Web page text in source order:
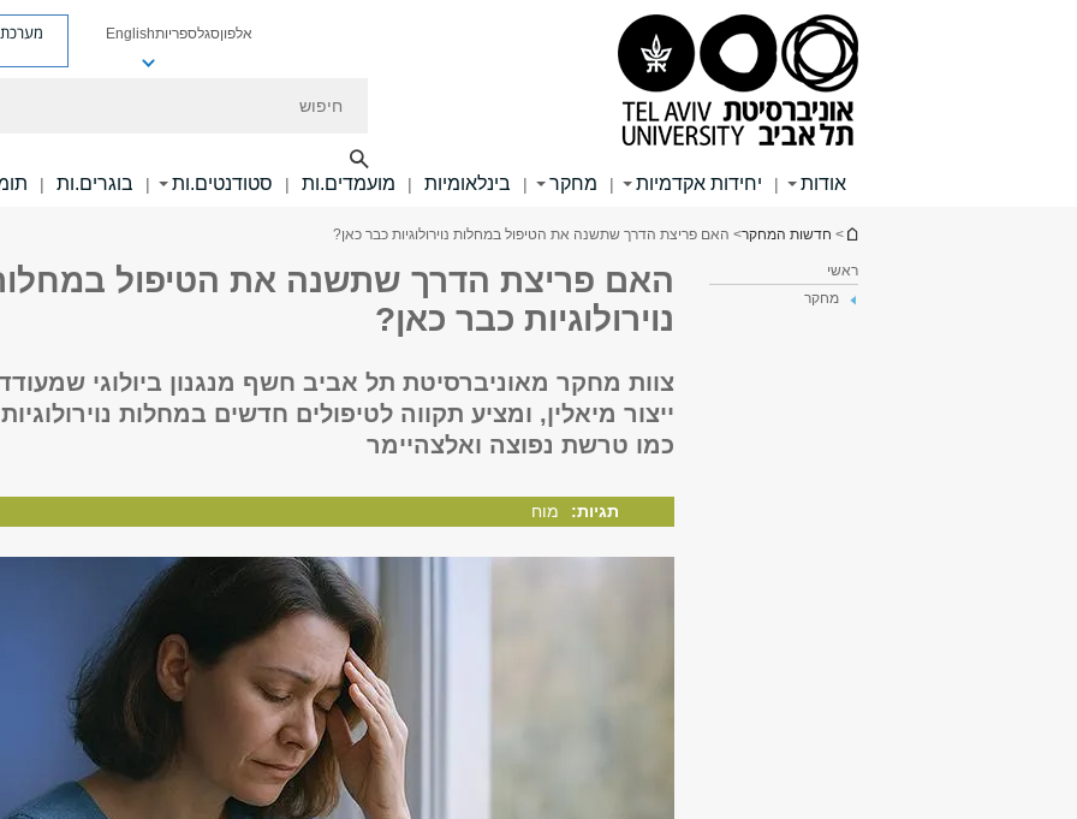
אלפוןסגלספריותEnglish מערכת
אודות | יחידות אקדמיות | מחקר | בינלאומיות | מועמדים.ות | סטודנטים.ות | בוגרים.ות |
הינך נמצא כאן
> חדשות המחקר> האם פריצת הדרך שתשנה את הטיפול במחלות נוירולוגיות כבר כאן?
ראשי
מחקר
האם פריצת הדרך שתשנה את הטיפול
נוירולוגיות כבר כאן?
צוות מחקר מאוניברסיטת תל אביב חשף מנגנון ביולוגי
ייצור מיאלין, ומציע תקווה לטיפולים חדשים במחלות נוירולוגיות
כמו טרשת נפוצה ואלצהיימר
תגיות: מוח